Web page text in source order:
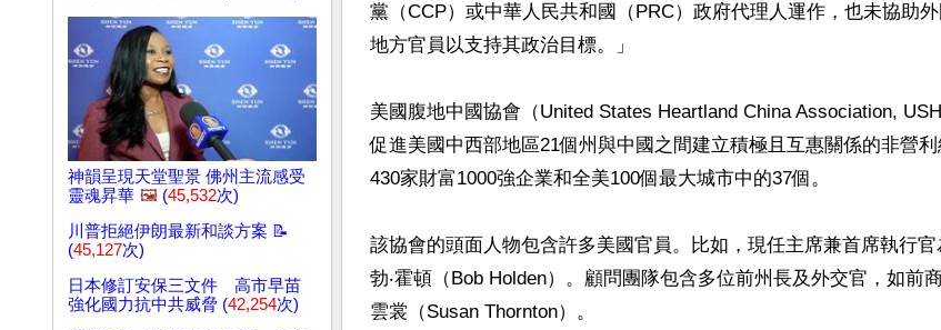
神韻呈現天堂聖景 佛州主流感受
靈魂昇華 🖼️ (45,532次)
川普拒絕伊朗最新和談方案 📝
(45,127次)
日本修訂安保三文件 高市早苗
強化國力抗中共威脅 (42,254次)
黨（CCP）或中華人民共和國（PRC）政府代理人運作，也未協助
地方官員以支持其政治目標。」
美國腹地中國協會（United States Heartland China Association,
促進美國中西部地區21個州與中國之間建立積極且互惠關係的非營
430家財富1000強企業和全美100個最大城市中的37個。
該協會的頭面人物包含許多美國官員。比如，現任主席兼首席執行
勃‧霍頓（Bob Holden）。顧問團隊包含多位前州長及外交官，如前
雲裳（Susan Thornton）。